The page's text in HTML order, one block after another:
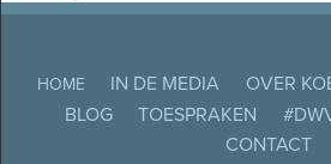
HOME IN DE MEDIA OVER
BLOG
TOESPRAKEN
CONTACT